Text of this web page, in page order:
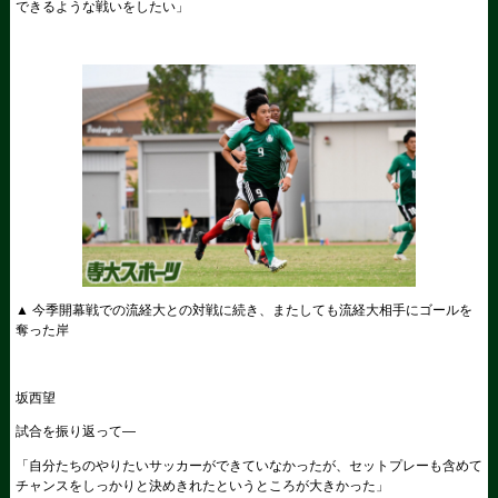
できるような戦いをしたい」
▲ 今季開幕戦での流経大との対戦に続き、またしても流経大相手にゴールを
奪った岸
坂西望
試合を振り返って―
「自分たちのやりたいサッカーができていなかったが、セットプレーも含めて
チャンスをしっかりと決めきれたというところが大きかった」